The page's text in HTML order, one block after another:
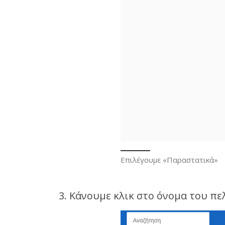
Επιλέγουμε «Παραστατικά»
3. Κάνουμε κλικ στο όνομα του